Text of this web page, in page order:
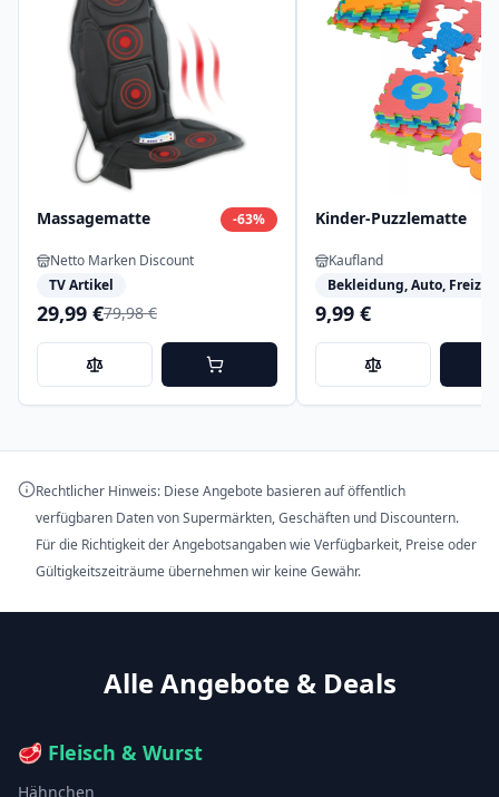
Massagematte -63%
Netto Marken Discount
TV Artikel
29,99 €79,98 €
Kinder-Puzzlematte
Kaufland
Bekleidung, Auto,
9,99 €
Rechtlicher Hinweis: Diese Angebote basieren auf öffentlich
verfügbaren Daten von Supermärkten, Geschäften und Discountern.
Für die Richtigkeit der Angebotsangaben wie Verfügbarkeit, Preise oder
Gültigkeitszeiträume übernehmen wir keine Gewähr.
Alle Angebote & Deals
🥩 Fleisch & Wurst
Hähnchen